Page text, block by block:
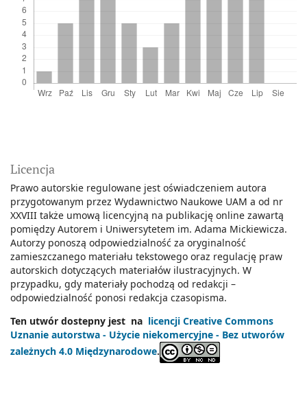
Licencja
Prawo autorskie regulowane jest oświadczeniem autora
przygotowanym przez Wydawnictwo Naukowe UAM a od nr
XXVIII także umową licencyjną na publikację online zawartą
pomiędzy Autorem i Uniwersytetem im. Adama Mickiewicza.
Autorzy ponoszą odpowiedzialność za oryginalność
zamieszczanego materiału tekstowego oraz regulację praw
autorskich dotyczących materiałów ilustracyjnych. W
przypadku, gdy materiały pochodzą od redakcji –
odpowiedzialność ponosi redakcja czasopisma.
Ten utwór dostepny jest na licencji Creative Commons
Uznanie autorstwa - Użycie niekomercyjne - Bez utworów
zależnych 4.0 Międzynarodowe.